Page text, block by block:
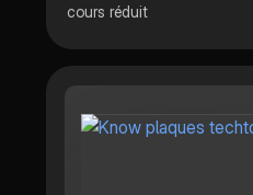
cours réduit